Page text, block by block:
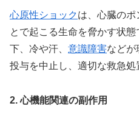
心原性ショックは、心臓のポ
とで起こる生命を脅かす状
下、冷や汗、 意識障害などが
投与を中止し、適切な救急処
2. 心機能関連の副作用